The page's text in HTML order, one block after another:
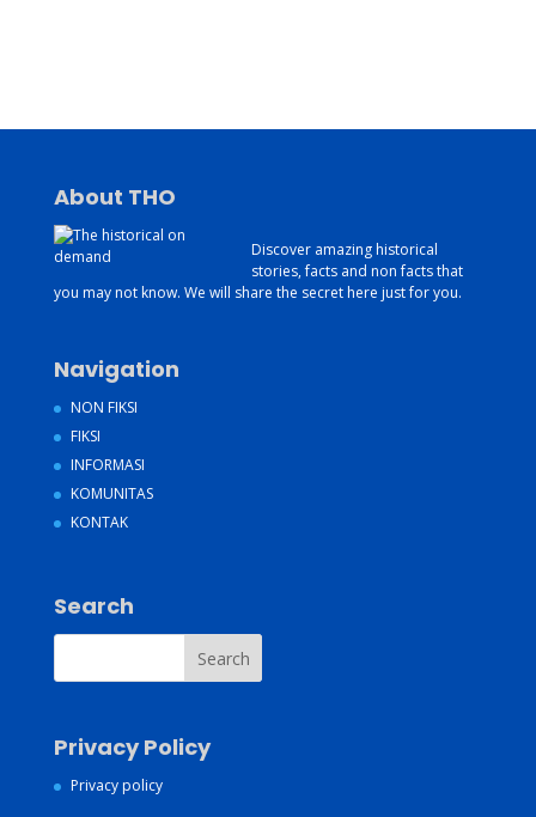
About THO
Discover amazing historical
stories, facts and non facts that
you may not know. We will share the secret here just for you.
Navigation
NON FIKSI
FIKSI
INFORMASI
KOMUNITAS
KONTAK
Search
Privacy Policy
Privacy policy